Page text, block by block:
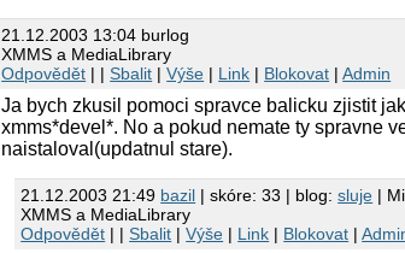
21.12.2003 13:04 burlog
XMMS a MediaLibrary
Odpovědět | |Sbalit |Výše | Link | Blokovat |Admin
Ja bych zkusil pomoci spravce balicku zjistit
xmms*devel*. No a pokud nemate ty spravne
naistaloval(updatnul stare).
21.12.2003 21:49 bazil | skóre: 33 | blog:sluje |
XMMS a MediaLibrary
Odpovědět | |Sbalit |Výše | Link | Blokovat |